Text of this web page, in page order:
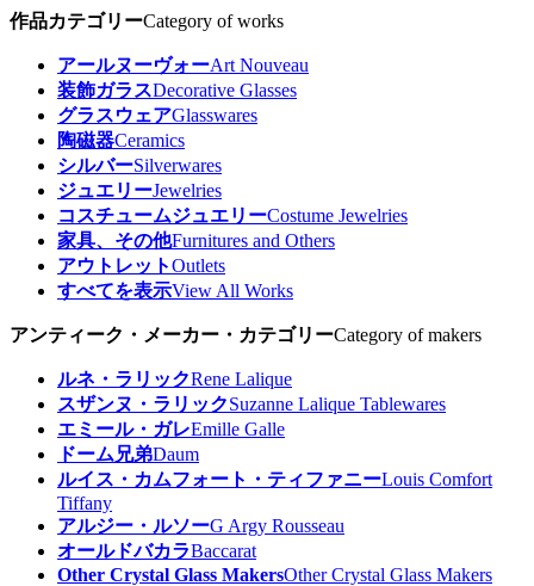
作品カテゴリーCategory of works
アールヌーヴォーArt Nouveau
装飾ガラスDecorative Glasses
グラスウェアGlasswares
陶磁器Ceramics
シルバーSilverwares
ジュエリーJewelries
コスチュームジュエリーCostume Jewelries
家具、その他Furnitures and Others
アウトレットOutlets
すべてを表示View All Works
アンティーク・メーカー・カテゴリーCategory of makers
ルネ・ラリックRene Lalique
スザンヌ・ラリックSuzanne Lalique Tablewares
エミール・ガレEmille Galle
ドーム兄弟Daum
ルイス・カムフォート・ティファニーLouis Comfort
Tiffany
アルジー・ルソーG Argy Rousseau
オールドバカラBaccarat
Other Crystal Glass MakersOther Crystal Glass Makers